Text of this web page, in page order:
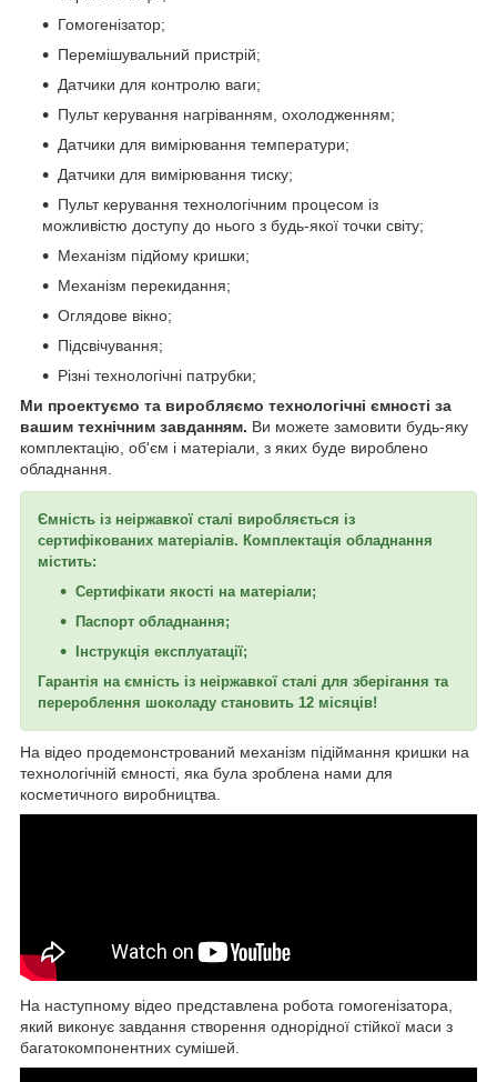
Гомогенізатор;
Перемішувальний пристрій;
Датчики для контролю ваги;
Пульт керування нагріванням, охолодженням;
Датчики для вимірювання температури;
Датчики для вимірювання тиску;
Пульт керування технологічним процесом із
можливістю доступу до нього з будь-якої точки світу;
Механізм підйому кришки;
Механізм перекидання;
Оглядове вікно;
Підсвічування;
Різні технологічні патрубки;
Ми проектуємо та виробляємо технологічні ємності за
вашим технічним завданням. Ви можете замовити будь-яку
комплектацію, об'єм і матеріали, з яких буде вироблено
обладнання.
Ємність із неіржавкої сталі виробляється із
сертифікованих матеріалів. Комплектація обладнання
містить:
Сертифікати якості на матеріали;
Паспорт обладнання;
Інструкція експлуатації;
Гарантія на ємність із неіржавкої сталі для зберігання та
перероблення шоколаду становить 12 місяців!
На відео продемонстрований механізм підіймання кришки на
технологічній ємності, яка була зроблена нами для
косметичного виробництва.
На наступному відео представлена робота гомогенізатора,
який виконує завдання створення однорідної стійкої маси з
багатокомпонентних сумішей.